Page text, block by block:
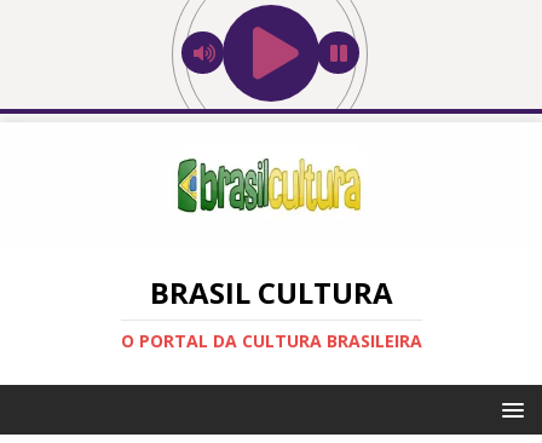
BRASIL CULTURA
O PORTAL DA CULTURA BRASILEIRA